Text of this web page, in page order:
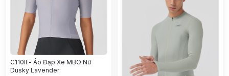
C110II - Áo Đạp Xe MBO Nữ
Dusky Lavender